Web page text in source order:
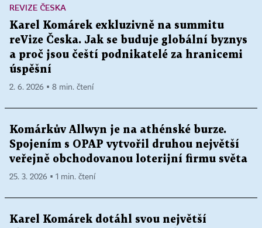
REVIZE ČESKA
Karel Komárek exkluzivně na summitu
reVize Česka. Jak se buduje globální byznys
a proč jsou čeští podnikatelé za hranicemi
úspěšní
2. 6. 2026 ▪ 8 min. čtení
Komárkův Allwyn je na athénské burze.
Spojením s OPAP vytvořil druhou největší
veřejně obchodovanou loterijní firmu světa
25. 3. 2026 ▪ 1 min. čtení
Karel Komárek dotáhl svou největší